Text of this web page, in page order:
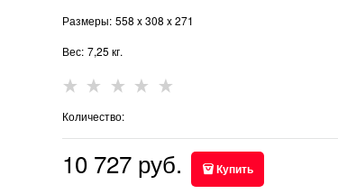
Размеры: 558 x308 x271
Вес: 7,25 кг.
Количество:
10 727 руб. Купить